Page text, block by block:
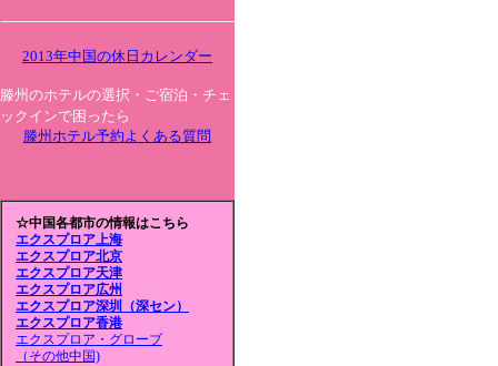
2013年中国の休日カレンダー
滕州のホテルの選択・ご宿泊・チェ
ックインで困ったら
滕州ホテル予約よくある質問
☆中国各都市の情報はこちら
エクスプロア上海
エクスプロア北京
エクスプロア天津
エクスプロア広州
エクスプロア深圳（深セン）
エクスプロア香港
エクスプロア・グローブ
（その他中国)